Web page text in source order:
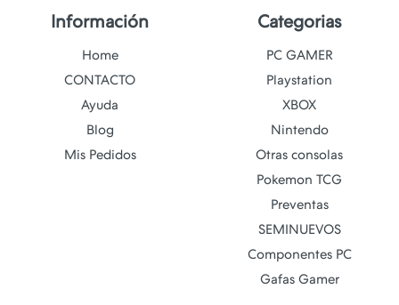
Información
Home
CONTACTO
Ayuda
Blog
Mis Pedidos
Categorias
PC GAMER
Playstation
XBOX
Nintendo
Otras consolas
Pokemon TCG
Preventas
SEMINUEVOS
Componentes PC
Gafas Gamer